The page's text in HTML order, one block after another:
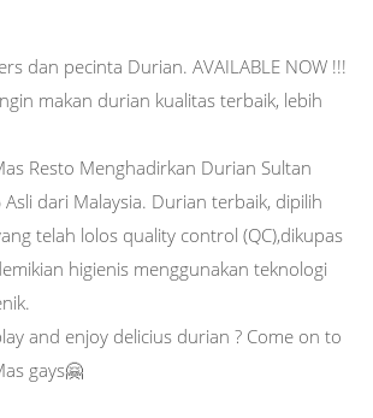
dan pecinta Durian. AVAILABLE NOW !!!
makan durian kualitas terbaik, lebih
Resto Menghadirkan Durian Sultan
dari Malaysia. Durian terbaik, dipilih
telah lolos quality control (QC),dikupas
higienis menggunakan teknologi
and enjoy delicius durian ? Come on to
gays🤗